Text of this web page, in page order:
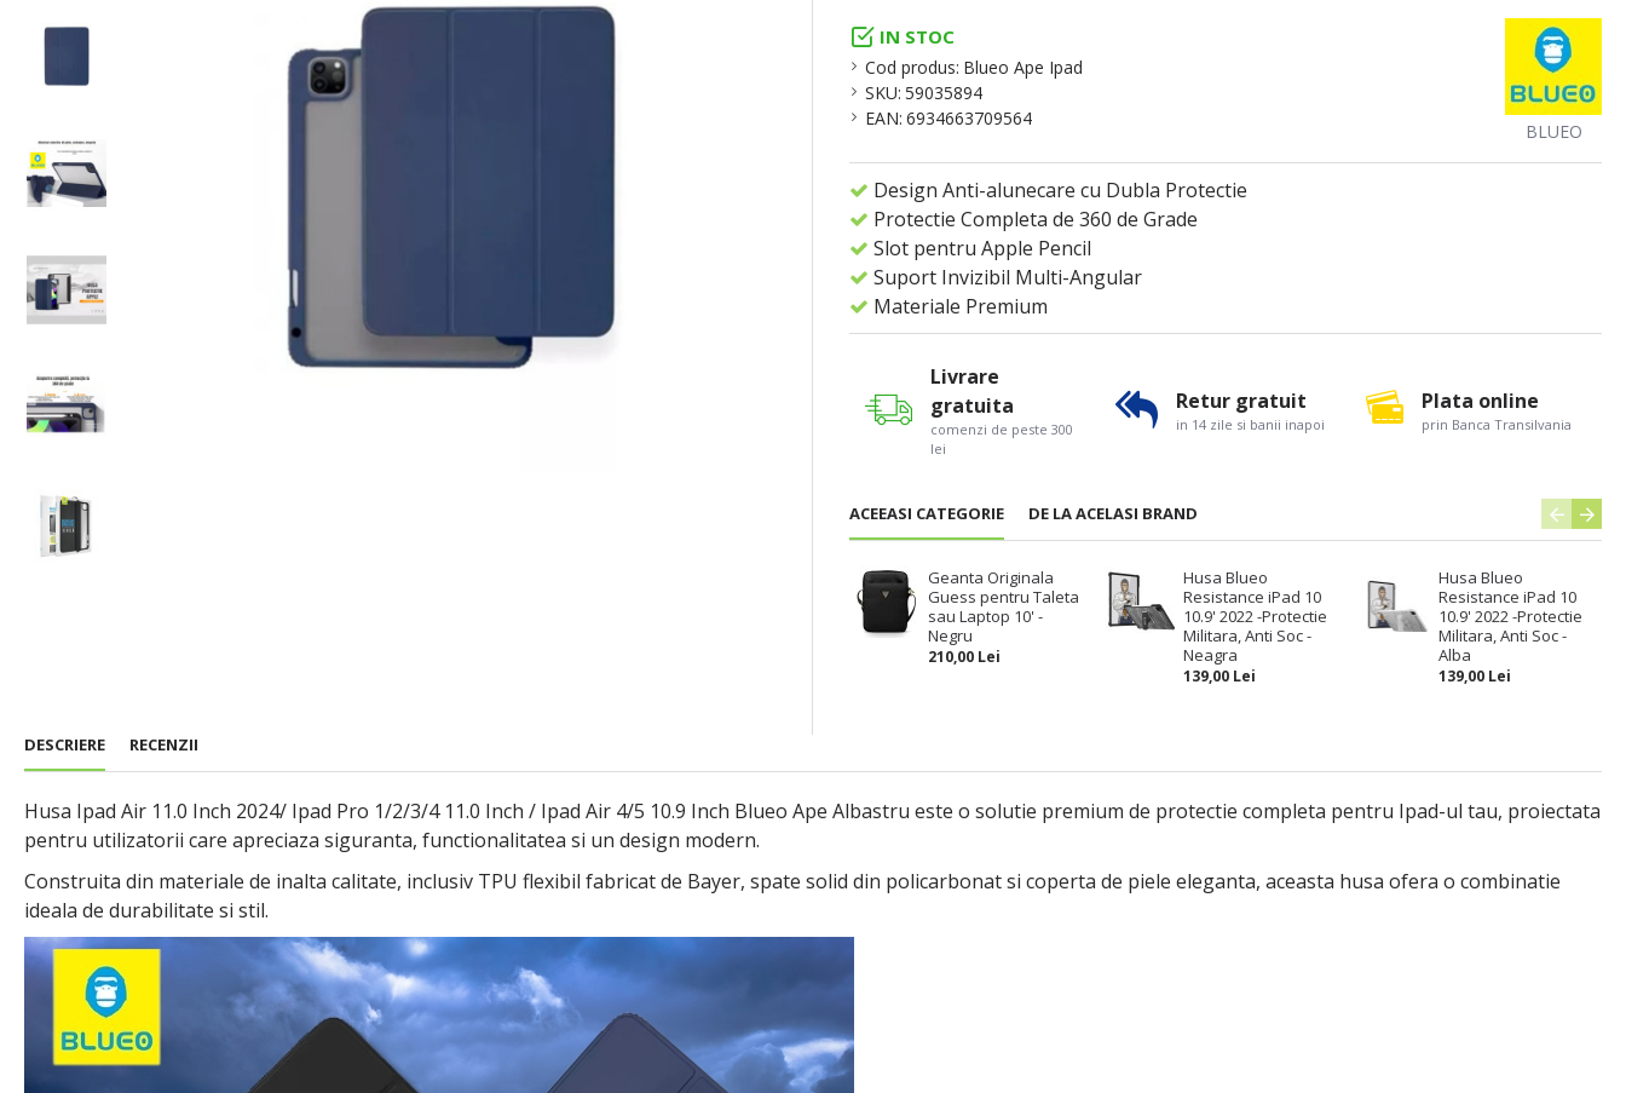
IN STOC
Cod produs: Blueo Ape Ipad
SKU: 59035894
EAN: 6934663709564
BLUEO
Design Anti-alunecare cu Dubla Protectie
Protectie Completa de 360 de Grade
Slot pentru Apple Pencil
Suport Invizibil Multi-Angular
Materiale Premium
ACEEASI CATEGORIE DE LA ACELASI BRAND
Geanta Originala
Guess pentru Taleta
sau Laptop 10' -
Negru
210,00 Lei
Husa Blueo
Resistance iPad 10
10.9' 2022 -Protectie
Militara, Anti Soc -
Neagra
139,00 Lei
Husa Blueo
Resistance iPad 10
10.9' 2022 -Protectie
Militara, Anti Soc -
Alba
139,00 Lei
Livrare
gratuita
comenzi de peste 300
lei
Retur gratuit
in 14 zile si banii inapoi
Plata online
prin Banca Transilvania
DESCRIERE RECENZII
Husa Ipad Air 11.0 Inch 2024/ Ipad Pro 1/2/3/4 11.0 Inch / Ipad Air 4/5 10.9 Inch Blueo Ape Albastru este o solutie premium de protectie completa pentru Ipad-ul tau, proiectata
pentru utilizatorii care apreciaza siguranta, functionalitatea si un design modern.
Construita din materiale de inalta calitate, inclusiv TPU flexibil fabricat de Bayer, spate solid din policarbonat si coperta de piele eleganta, aceasta husa ofera o combinatie
ideala de durabilitate si stil.